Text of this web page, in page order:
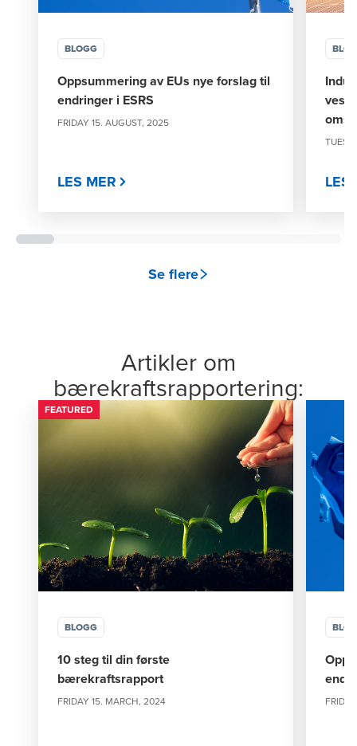
BLOGG
Oppsummering av EUs nye forslag til
endringer i ESRS
FRIDAY 15. AUGUST, 2025
LES MER LES
Se flere
Artikler om
bærekraftsrapportering:
FEATURED
BLOGG
10 steg til din første
bærekraftsrapport
FRIDAY 15. MARCH, 2024